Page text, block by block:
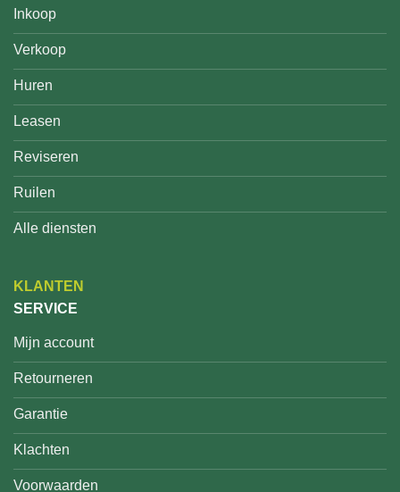
Inkoop
Verkoop
Huren
Leasen
Reviseren
Ruilen
Alle diensten
KLANTEN
SERVICE
Mijn account
Retourneren
Garantie
Klachten
Voorwaarden